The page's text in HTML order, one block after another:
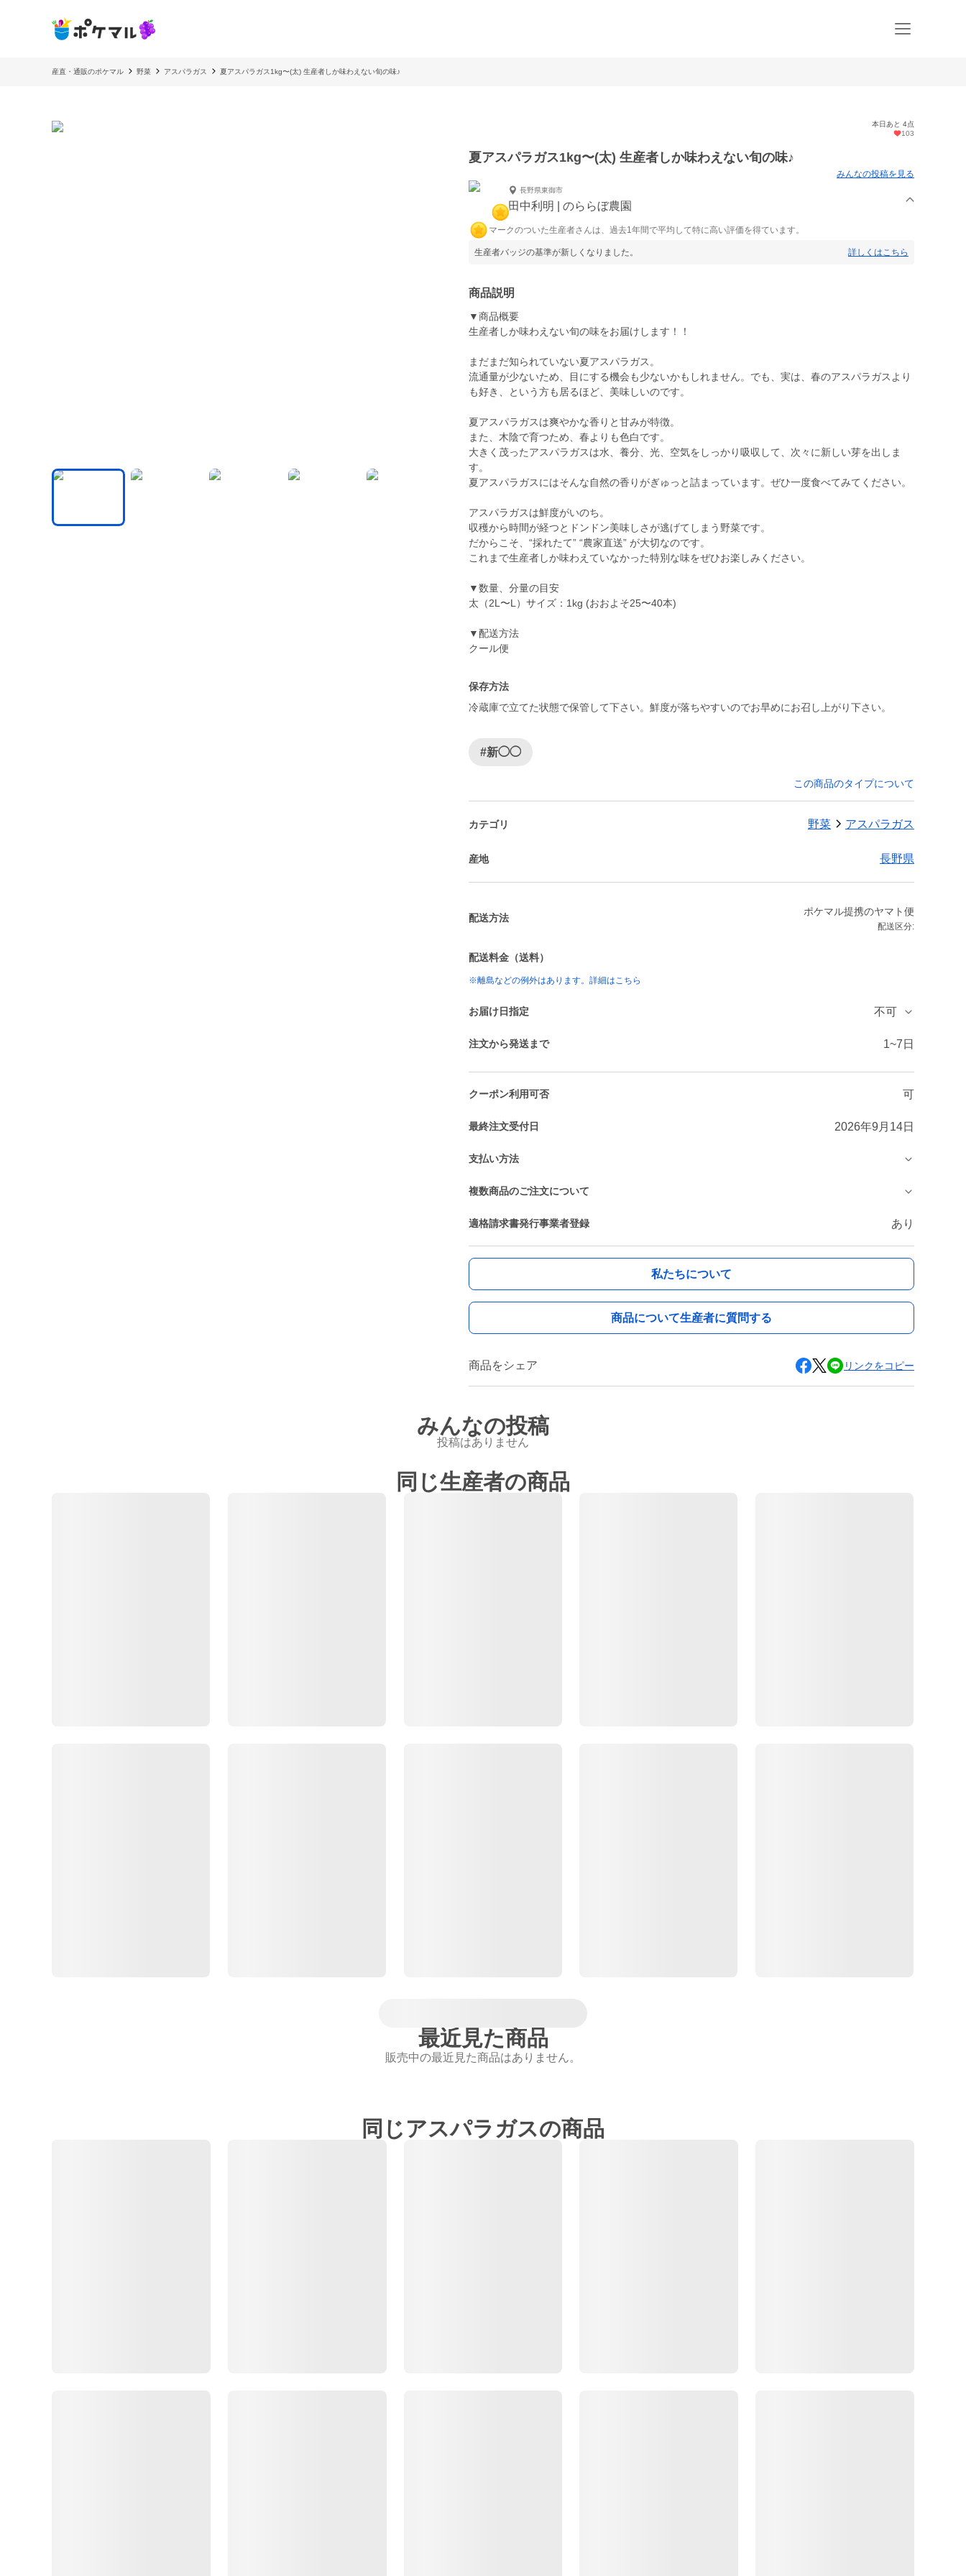
産直・通販のポケマル 野菜 アスパラガス 夏アスパラガス1kg〜(太) 生産者しか味わえない旬の味♪
本日あと 4点
103
夏アスパラガス1kg〜(太) 生産者しか味わえない旬の味♪
みんなの投稿を見る
長野県東御市
田中利明 | のららぼ農園
マークのついた生産者さんは、過去1年間で平均して特に高い評価を得ています。
生産者バッジの基準が新しくなりました。 詳しくはこちら
商品説明
▼商品概要
生産者しか味わえない旬の味をお届けします！！
まだまだ知られていない夏アスパラガス。
流通量が少ないため、目にする機会も少ないかもしれません。でも、実は、春のアスパラガスより
も好き、という方も居るほど、美味しいのです。
夏アスパラガスは爽やかな香りと甘みが特徴。
また、木陰で育つため、春よりも色白です。
大きく茂ったアスパラガスは水、養分、光、空気をしっかり吸収して、次々に新しい芽を出しま
す。
夏アスパラガスにはそんな自然の香りがぎゅっと詰まっています。ぜひ一度食べてみてください。
アスパラガスは鮮度がいのち。
収穫から時間が経つとドンドン美味しさが逃げてしまう野菜です。
だからこそ、“採れたて” “農家直送” が大切なのです。
これまで生産者しか味わえていなかった特別な味をぜひお楽しみください。
▼数量、分量の目安
太（2L〜L）サイズ：1kg (おおよそ25〜40本)
▼配送方法
保存方法
冷蔵庫で立てた状態で保管して下さい。鮮度が落ちやすいのでお早めにお召し上がり下さい。
#新◯◯
この商品のタイプについて
カテゴリ 野菜 アスパラガス
産地 長野県
配送方法
ポケマル提携のヤマト便
配送区分:
配送料金（送料）
※離島などの例外はあります。詳細はこちら
お届け日指定 不可
注文から発送まで 1~7日
クーポン利用可否 可
最終注文受付日 2026年9月14日
支払い方法
複数商品のご注文について
適格請求書発行事業者登録 あり
私たちについて
商品について生産者に質問する
商品をシェア リンクをコピー
みんなの投稿
投稿はありません
同じ生産者の商品
最近見た商品
販売中の最近見た商品はありません。
同じアスパラガスの商品